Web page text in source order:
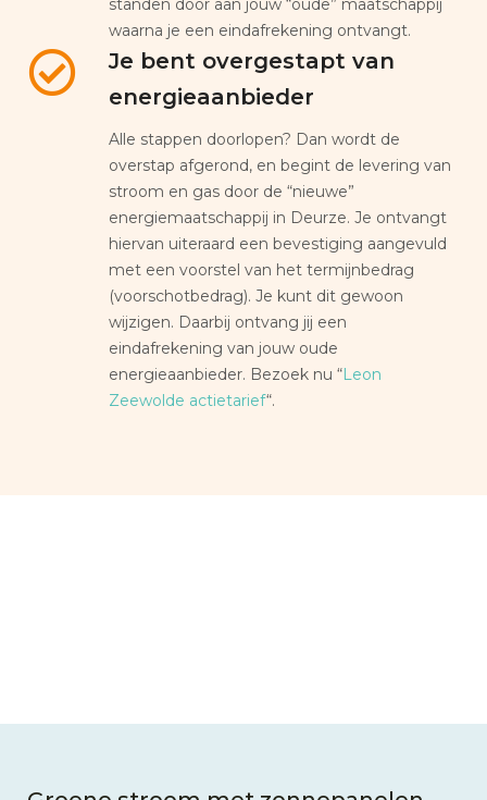
standen door aan jouw “oude” maatschappij
waarna je een eindafrekening ontvangt.
Je bent overgestapt van
energieaanbieder
Alle stappen doorlopen? Dan wordt de
overstap afgerond, en begint de levering van
stroom en gas door de “nieuwe”
energiemaatschappij in Deurze. Je ontvangt
hiervan uiteraard een bevestiging aangevuld
met een voorstel van het termijnbedrag
(voorschotbedrag). Je kunt dit gewoon
wijzigen. Daarbij ontvang jij een
eindafrekening van jouw oude
energieaanbieder. Bezoek nu “Leon
Zeewolde actietarief“.